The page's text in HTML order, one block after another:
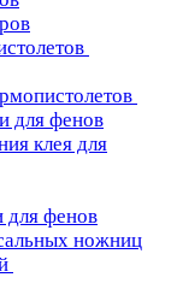
для фенов
клея для
для фенов
ножниц